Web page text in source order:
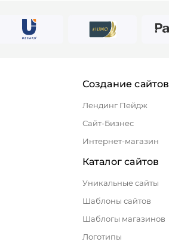
Создание сайтов
Лендинг Пейдж
Сайт-Бизнес
Интернет-магазин
Каталог сайтов
Уникальные сайты
Шаблоны сайтов
Шаблогы магазинов
Логотипы